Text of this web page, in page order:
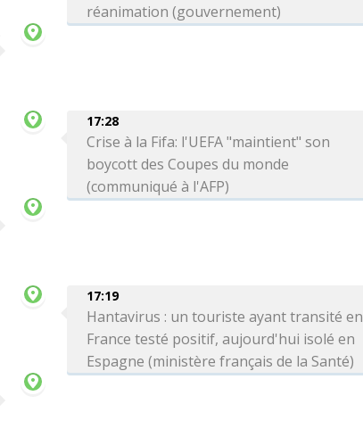
réanimation (gouvernement)
17:28
Crise à la Fifa: l'UEFA "maintient" son
boycott des Coupes du monde
(communiqué à l'AFP)
17:19
Hantavirus : un touriste ayant transité en
France testé positif, aujourd'hui isolé en
Espagne (ministère français de la Santé)